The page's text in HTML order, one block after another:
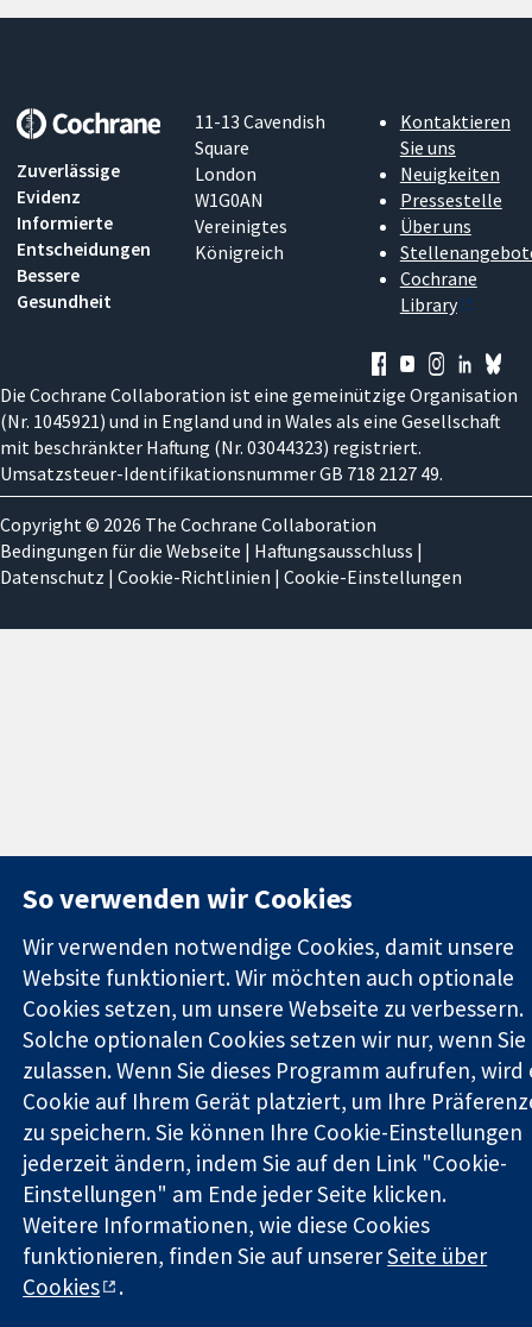
Zuverlässige
Evidenz
Informierte
Entscheidungen
Bessere
Gesundheit
11-13 Cavendish
Square
London
W1G0AN
Vereinigtes
Königreich
Kontaktieren
Sie uns
Neuigkeiten
Pressestelle
Über uns
Cochrane
Library
Die Cochrane Collaboration ist eine gemeinützige Organisation
(Nr. 1045921) und in England und in Wales als eine Gesellschaft
mit beschränkter Haftung (Nr. 03044323) registriert.
Umsatzsteuer-Identifikationsnummer GB 718 2127 49.
Copyright © 2026 The Cochrane Collaboration
Bedingungen für die Webseite | Haftungsausschluss |
Datenschutz | Cookie-Richtlinien | Cookie-Einstellungen
So verwenden wir Cookies
Wir verwenden notwendige Cookies, damit unsere
Website funktioniert. Wir möchten auch optionale
Cookies setzen, um unsere Webseite zu verbessern.
Solche optionalen Cookies setzen wir nur, wenn Sie
zulassen. Wenn Sie dieses Programm aufrufen, wird
Cookie auf Ihrem Gerät platziert, um Ihre
zu speichern. Sie können Ihre Cookie-Einstellungen
jederzeit ändern, indem Sie auf den Link "Cookie-
Einstellungen" am Ende jeder Seite klicken.
Weitere Informationen, wie diese Cookies
funktionieren, finden Sie auf unsererSeite über
Cookies
.